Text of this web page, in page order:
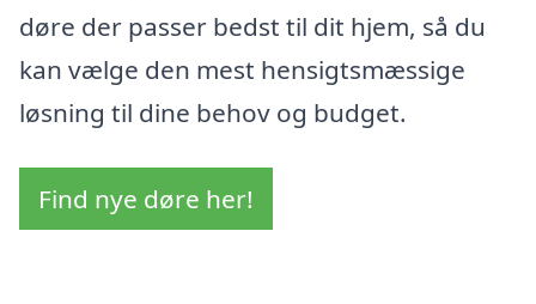
døre der passer bedst til dit hjem, så du
kan vælge den mest hensigtsmæssige
løsning til dine behov og budget.
Find nye døre her!